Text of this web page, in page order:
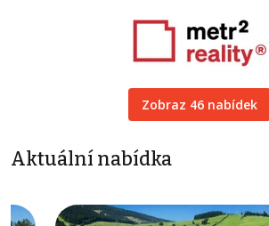
Zobraz 46 nabídek
Aktuální nabídka